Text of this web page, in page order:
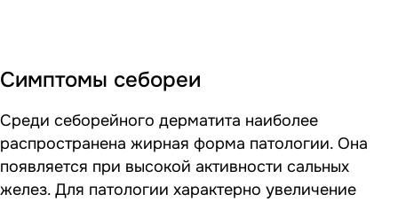
Симптомы себореи
Среди себорейного дерматита наиболее
распространена жирная форма патологии. Она
появляется при высокой активности сальных
желез. Для патологии характерно увеличение